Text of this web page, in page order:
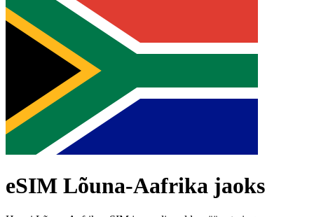
eSIM Lõuna-Aafrika jaoks